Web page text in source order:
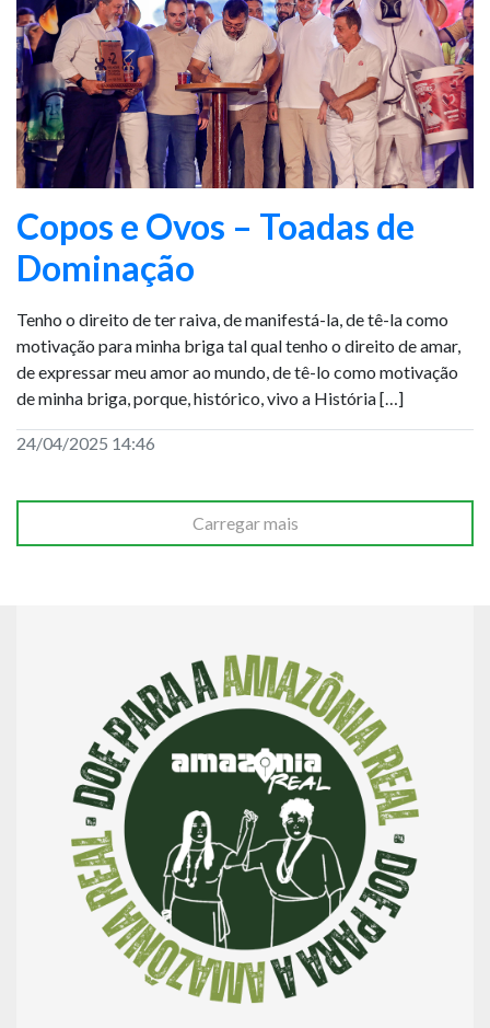
Copos e Ovos – Toadas de
Dominação
Tenho o direito de ter raiva, de manifestá-la, de tê-la como
motivação para minha briga tal qual tenho o direito de amar,
de expressar meu amor ao mundo, de tê-lo como motivação
de minha briga, porque, histórico, vivo a História […]
24/04/2025 14:46
Carregar mais